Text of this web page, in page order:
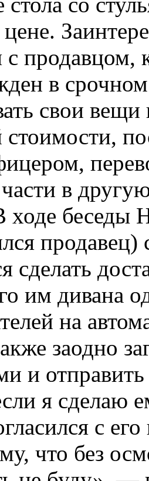
с
в
свои вещи
стоимости,
в
ходе беседы
сделать
им дивана
на
заодно
и
я сделаю
с
что без